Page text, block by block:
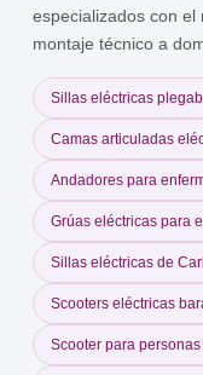
especializados con
montaje técnico a
Sillas eléctricas
Camas articuladas
Andadores para
Grúas eléctricas para
Sillas eléctricas de
Scooters eléctricas
Scooter para